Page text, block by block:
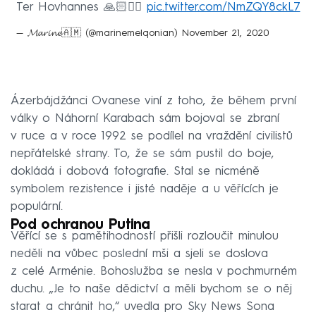
Ter Hovhannes 🙏🏻✊🏻 pic.twitter.com/NmZQY8ckL7
— 𝓜𝓪𝓻𝓲𝓷𝓮🇦🇲 (@marinemelqonian) November 21, 2020
Ázerbájdžánci Ovanese viní z toho, že během první
války o Náhorní Karabach sám bojoval se zbraní
v ruce a v roce 1992 se podílel na vraždění civilistů
nepřátelské strany. To, že se sám pustil do boje,
dokládá i dobová fotografie. Stal se nicméně
symbolem rezistence i jisté naděje a u věřících je
populární.
Pod ochranou Putina
Věřící se s pamětihodností přišli rozloučit minulou
neděli na vůbec poslední mši a sjeli se doslova
z celé Arménie. Bohoslužba se nesla v pochmurném
duchu. „Je to naše dědictví a měli bychom se o něj
starat a chránit ho,“ uvedla pro Sky News Sona